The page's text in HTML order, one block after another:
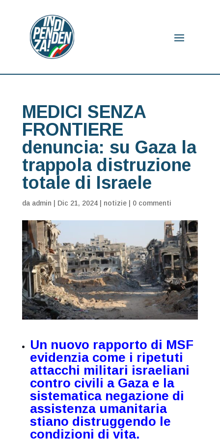
MEDICI SENZA
FRONTIERE
denuncia: su Gaza la
trappola distruzione
totale di Israele
da admin Dic 21, 2024| notizie| 0 commenti
Un nuovo rapporto di MSF
evidenzia come i ripetuti
attacchi militari israeliani
contro civili a Gaza e la
sistematica negazione di
assistenza umanitaria
stiano distruggendo le
condizioni di vita.